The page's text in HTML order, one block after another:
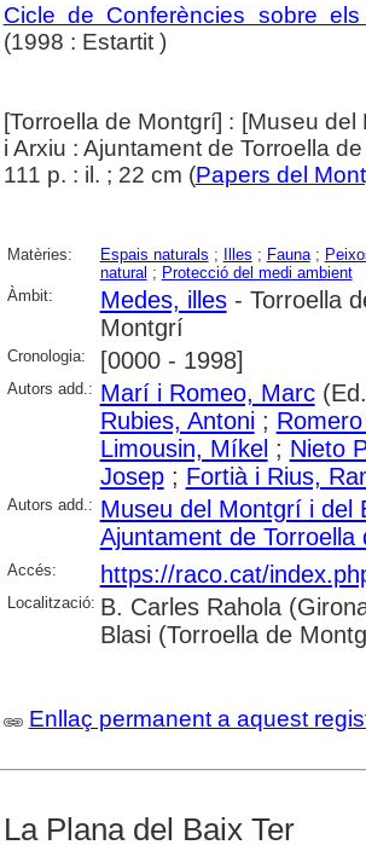
Cicle de Conferències sobre
(1998 : Estartit )
[Torroella de Montgrí] : [Museu
i Arxiu : Ajuntament de Torroella
111 p. : il. ; 22 cm (Papers del
Matèries: Espais naturals ; Illes ; Fauna;
natural ; Protecció del medi ambient
Àmbit:
Medes, illes- Torroella
Montgrí
Cronologia: [0000 - 1998]
Autors add.: Marí i Romeo, Marc
Rubies, Antoni;
Limousin, Míkel; Nieto
Josep; Fortià i Rius,
Autors add.: Museu del Montgrí i del
Ajuntament de Torroella
Accés: https://raco.cat/
Localització: B. Carles Rahola
Blasi (Torroella de
Enllaç permanent a aquest
La Plana del Baix Ter